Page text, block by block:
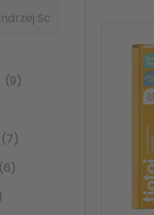
9
7
6